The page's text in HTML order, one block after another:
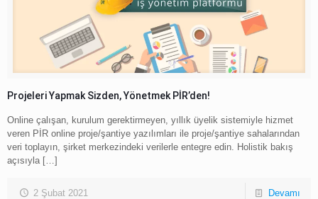
Projeleri Yapmak Sizden, Yönetmek PİR’den!
Online çalışan, kurulum gerektirmeyen, yıllık üyelik sistemiyle hizmet
veren PİR online proje/şantiye yazılımları ile proje/şantiye sahalarından
veri toplayın, şirket merkezindeki verilerle entegre edin. Holistik bakış
açısıyla […]
2 Şubat 2021 Devamı